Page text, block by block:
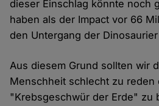
dieser Einschlag könnte noch
haben als der Impact vor 66
den Untergang der
Aus diesem Grund sollten wir
Menschheit schlecht zu reden
"Krebsgeschwür der Erde" zu